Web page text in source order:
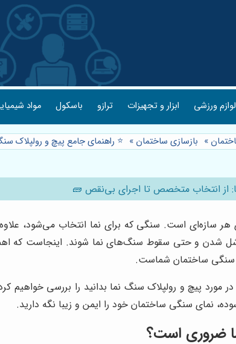
لوازم ورزشی ابزار و تجهیزات ترازو باسکول مواد
» بازسازی ساختمان » ⭐️ راهنمای جامع پیچ و رولپلاک
از انتخاب متخصص تا اجرای بی‌نقص 🧱
سازه‌ای است. سنگی که برای نما انتخاب می‌شود، علاوه
شل شدن و حتی سقوط سنگ‌های نما شوند. اینجاست که
سنگی ساختمان شماست.
در مورد پیچ و رولپلاک سنگ نما بدانید را بررسی
نمای سنگی ساختمان خود را ایمن و زیبا نگه دارید.
ضروری است؟